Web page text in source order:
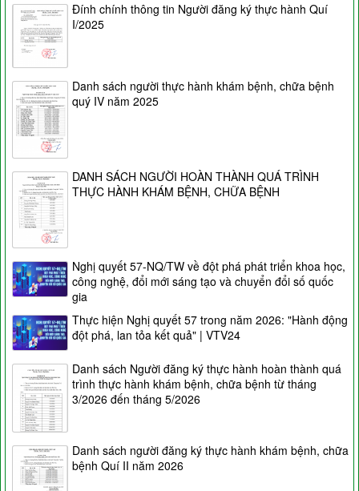
Đính chính thông tin Người đăng ký thực hành Quí
I/2025
Danh sách người thực hành khám bệnh, chữa bệnh
quý IV năm 2025
DANH SÁCH NGƯỜI HOÀN THÀNH QUÁ TRÌNH
THỰC HÀNH KHÁM BỆNH, CHỮA BỆNH
Nghị quyết 57-NQ/TW về đột phá phát triển khoa học,
công nghệ, đổi mới sáng tạo và chuyển đổi số quốc
gia
Thực hiện Nghị quyết 57 trong năm 2026: "Hành động
đột phá, lan tỏa kết quả" | VTV24
Danh sách Người đăng ký thực hành hoàn thành quá
trình thực hành khám bệnh, chữa bệnh từ tháng
3/2026 đến tháng 5/2026
Danh sách người đăng ký thực hành khám bệnh, chữa
bệnh Quí II năm 2026